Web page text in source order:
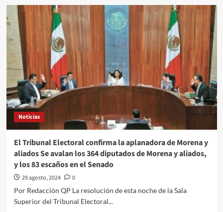
Gobierno
de
CDMX
publica
reforma
para
que
renta
de
viviendas
no
suba
que
inflación
Noticias
El Tribunal Electoral confirma la aplanadora de Morena y
aliados Se avalan los 364 diputados de Morena y aliados,
y los 83 escaños en el Senado
29 agosto, 2024
0
Por Redacción QP La resolución de esta noche de la Sala
Superior del Tribunal Electoral...